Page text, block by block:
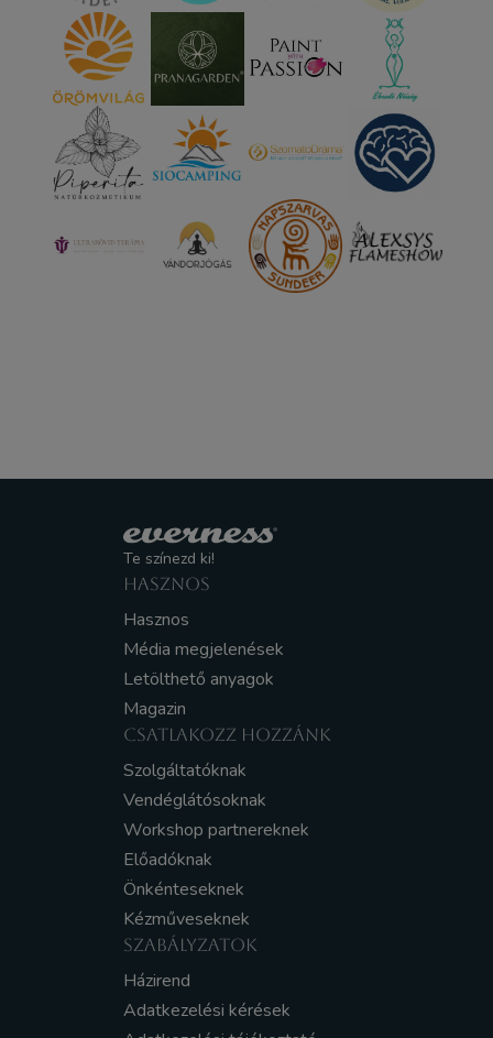
Te színezd ki!
HASZNOS
Hasznos
Média megjelenések
Letölthető anyagok
Magazin
CSATLAKOZZ HOZZÁNK
Szolgáltatóknak
Vendéglátósoknak
Workshop partnereknek
Előadóknak
Önkénteseknek
Kézműveseknek
SZABÁLYZATOK
Házirend
Adatkezelési kérések